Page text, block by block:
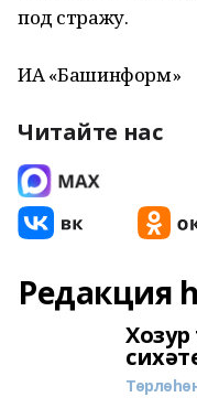
под стражу.
ИА «Башинформ»
Читайте нас
Редакция